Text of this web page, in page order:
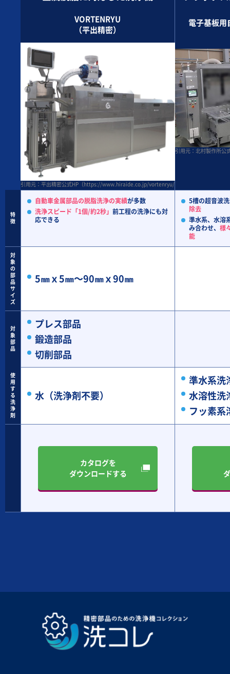
VORTENRYU
（平出精密）
引用元：平出精密公式HP（https://www.hiraide.co.jp/vortenryu/index.html）
電子基板用
引用元：北村製作所
特
徴
自動車金属部品の脱脂洗浄の実績が多数
洗浄スピード「1個/約2秒」 前工程の洗浄にも対
応できる
5槽の超音波
除去
準水系、水溶
み合わせ、 様
能
対
象
の
部
品
サ
イ
ズ
5㎜ｘ5㎜～90㎜ｘ90㎜
対
象
部
品
プレス部品
鍛造部品
切削部品
使
用
す
る
洗
浄
剤
水（洗浄剤不要）
準水系洗
水溶性洗
フッ素系
カタログを
ダウンロードする